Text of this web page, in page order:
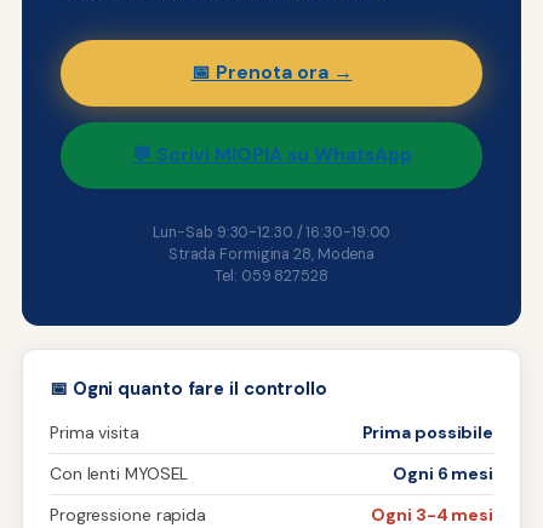
📅 Prenota ora →
💬 Scrivi MIOPIA su WhatsApp
Lun-Sab 9:30-12:30 / 16:30-19:00
Strada Formigina 28, Modena
Tel: 059 827528
📅 Ogni quanto fare il controllo
Prima visita
Prima possibile
Con lenti MYOSEL
Ogni 6 mesi
Progressione rapida
Ogni 3-4 mesi